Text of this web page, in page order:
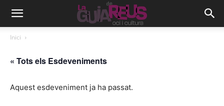
Inici
« Tots els Esdeveniments
Aquest esdeveniment ja ha passat.